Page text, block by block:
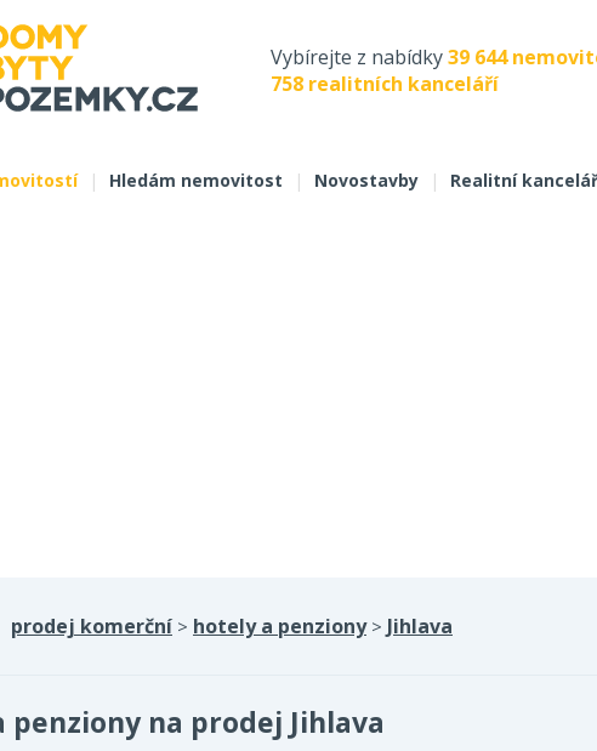
Vybírejte z nabídky39 644
758 realitních kanceláří
| Hledám nemovitost | Novostavby | Realitní
prodej komerční > hotely a penziony> Jihlava
penziony na prodej Jihlava